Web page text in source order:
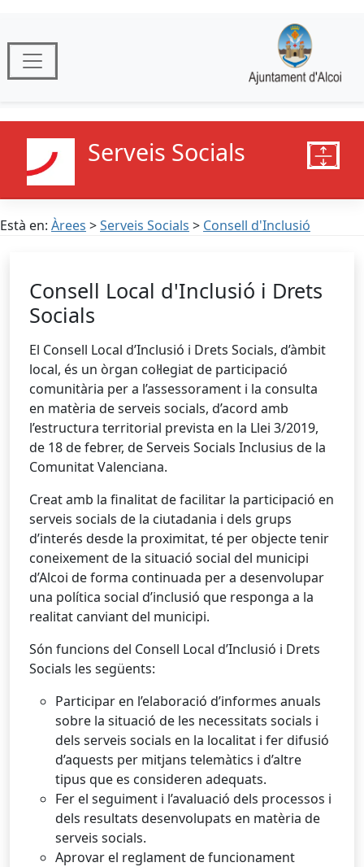
Serveis Socials
Està en: Àrees >Serveis Socials > Consell d'Inclusió
Consell Local d'Inclusió i Drets
Socials
El Consell Local d’Inclusió i Drets Socials, d’àmbit
local, és un òrgan col·legiat de participació
comunitària per a l’assessorament i la consulta
en matèria de serveis socials, d’acord amb
l’estructura territorial prevista en la Llei 3/2019,
de 18 de febrer, de Serveis Socials Inclusius de la
Comunitat Valenciana.
Creat amb la finalitat de facilitar la participació en
serveis socials de la ciutadania i dels grups
d’interés desde la proximitat, té per objecte tenir
coneixement de la situació social del municipi
d’Alcoi de forma continuada per a desenvolupar
una política social d’inclusió que responga a la
realitat canviant del municipi.
Són funcions del Consell Local d’Inclusió i Drets
Socials les següents:
Participar en l’elaboració d’informes anuals
sobre la situació de les necessitats socials i
dels serveis socials en la localitat i fer difusió
d’aquests per mitjans telemàtics i d’altre
tipus que es consideren adequats.
Fer el seguiment i l’avaluació dels processos i
dels resultats desenvolupats en matèria de
serveis socials.
Aprovar el reglament de funcionament